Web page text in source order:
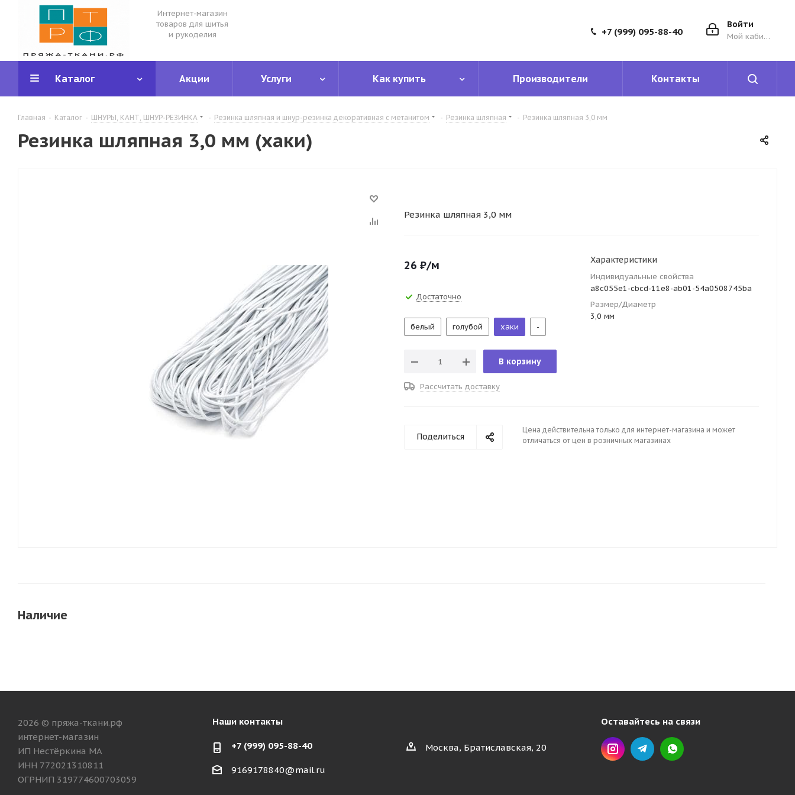
Интернет-магазин
товаров для шитья
и рукоделия
Войти
Мой кабинет
+7 (999) 095-88-40
Каталог Акции Услуги Как купить Производители Контакты
Главная - Каталог - ШНУРЫ, КАНТ, ШНУР-РЕЗИНКА - Резинка шляпная и шнур-резинка декоративная с метанитом - Резинка шляпная - Резинка шляпная 3,0 мм
Резинка шляпная 3,0 мм (хаки)
Резинка шляпная 3,0 мм
26 ₽/м
Достаточно
белый голубой хаки -
В корзину
Рассчитать доставку
Характеристики
Индивидуальные свойства
a8c055e1-cbcd-11e8-ab01-54a0508745ba
Размер/Диаметр
3,0 мм
Поделиться
Цена действительна только для интернет-магазина и может
отличаться от цен в розничных магазинах
Наличие
2026 © пряжа-ткани.рф
интернет-магазин
ИП Нестёркина МА
ИНН 772021310811
ОГРНИП 319774600703059
Наши контакты
+7 (999) 095-88-40
9169178840@mail.ru
Москва, Братиславская, 20
Оставайтесь на связи